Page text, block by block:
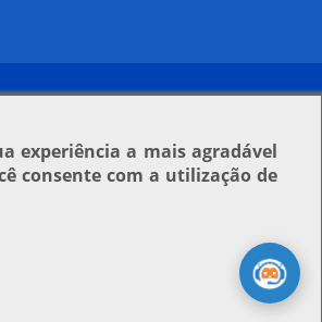
experiência a mais agradável
consente com a utilização de